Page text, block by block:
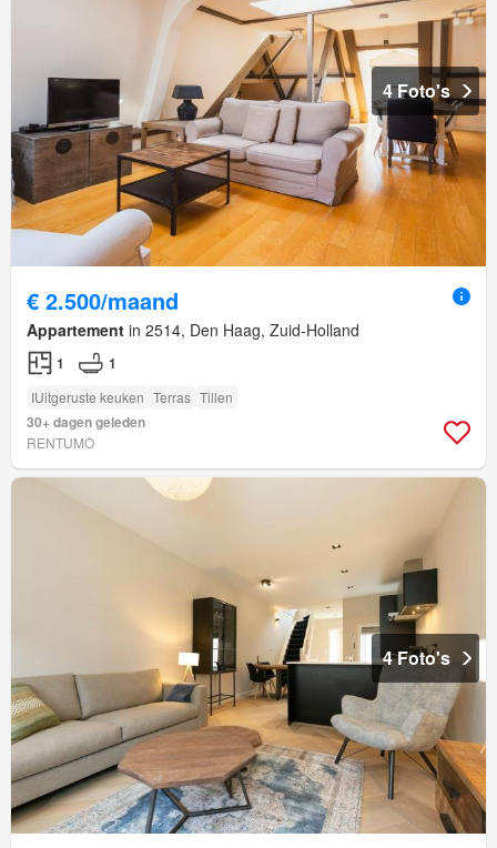
4 Foto's
€ 2.500/maand
Appartement in 2514, Den Haag, Zuid-Holland
1 1
IUitgeruste keuken Terras Tillen
30+ dagen geleden
RENTUMO
4 Foto's